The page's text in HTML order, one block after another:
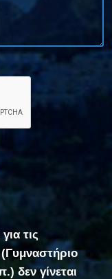
τις
(Γυμναστήριο
δεν γίνεται